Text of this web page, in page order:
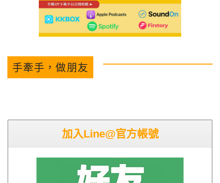
手牽手，做朋友
加入Line@官方帳號